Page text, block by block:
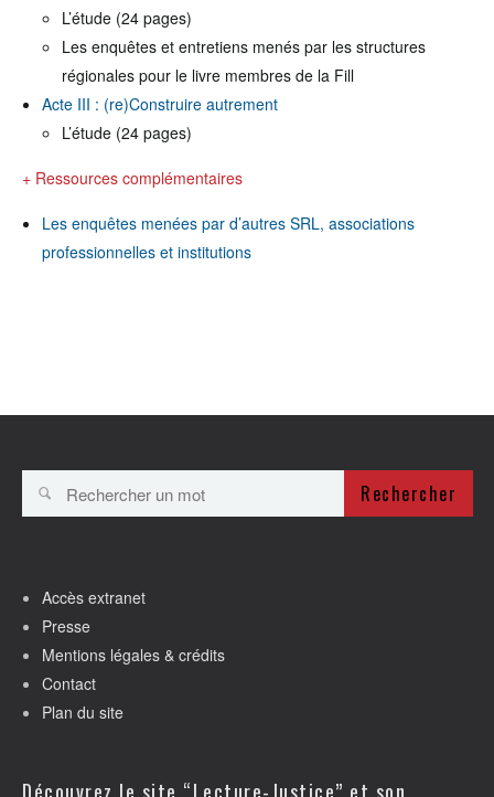
L’étude (24 pages)
Les enquêtes et entretiens menés par les structures
régionales pour le livre membres de la Fill
Acte III : (re)Construire autrement
L’étude (24 pages)
+ Ressources complémentaires
Les enquêtes menées par d’autres SRL, associations
professionnelles et institutions
Rechercher
Accès extranet
Presse
Mentions légales & crédits
Contact
Plan du site